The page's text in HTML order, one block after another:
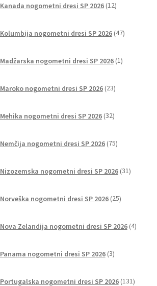
Kanada nogometni dresi SP 2026 12izdelkov
Kolumbija nogometni dresi SP 2026 47izdelkov
Madžarska nogometni dresi SP 2026 1izdelek
Maroko nogometni dresi SP 2026 23izdelkov
Mehika nogometni dresi SP 2026 32izdelkov
Nemčija nogometni dresi SP 2026 75izdelkov
Nizozemska nogometni dresi SP 2026 31izdelkov
Norveška nogometni dresi SP 2026 25izdelkov
Nova Zelandija nogometni dresi SP 2026 4izdelki
Panama nogometni dresi SP 2026 3izdelki
Portugalska nogometni dresi SP 2026 131